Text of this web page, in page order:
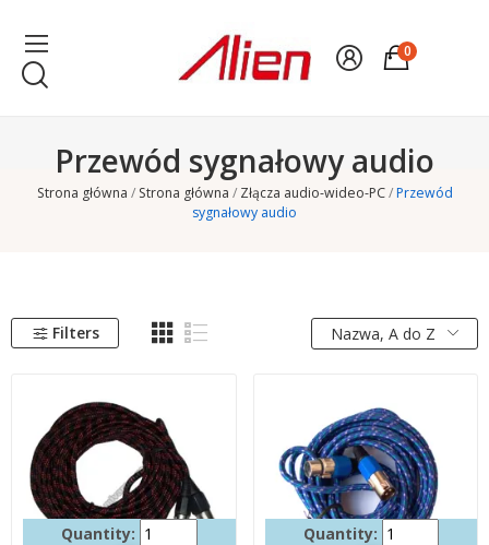
0
Przewód sygnałowy audio
Strona główna Strona główna Złącza audio-wideo-PC
Przewód
sygnałowy audio
Filters Nazwa, A do Z
Quantity: Quantity: